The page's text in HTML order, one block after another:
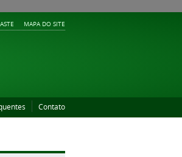
MAPA DO SITE
Contato